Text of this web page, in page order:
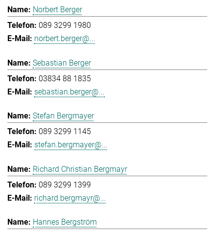
Norbert Berger
089 3299 1980
norbert.berger@...
Sebastian Berger
03834 88 1835
sebastian.berger@...
Stefan Bergmayer
089 3299 1145
stefan.bergmayer@...
Richard Christian Bergmayr
089 3299 1399
richard.bergmayr@...
Hannes Bergström